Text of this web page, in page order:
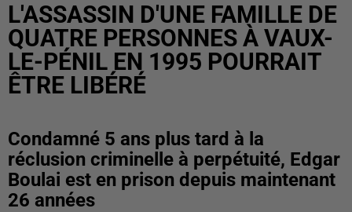
L'ASSASSIN D'UNE FAMILLE DE
QUATRE PERSONNES À VAUX-
LE-PÉNIL EN 1995 POURRAIT
ÊTRE LIBÉRÉ
Condamné 5 ans plus tard à la
réclusion criminelle à perpétuité, Edgar
Boulai est en prison depuis maintenant
26 années